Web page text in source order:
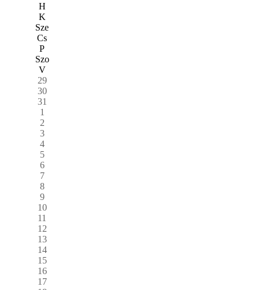
H
K
Sze
Cs
P
Szo
V
29
30
31
1
2
3
4
5
6
7
8
9
10
11
12
13
14
15
16
17